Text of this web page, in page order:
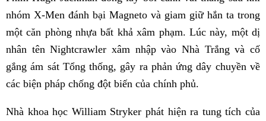
nhóm X-Men đánh bại Magneto và giam giữ hắn ta trong
một căn phòng nhựa bất khả xâm phạm. Lúc này, một dị
nhân tên Nightcrawler xâm nhập vào Nhà Trắng và cố
gắng ám sát Tổng thống, gây ra phản ứng dây chuyền về
các biện pháp chống đột biến của chính phủ.
Nhà khoa học William Stryker phát hiện ra tung tích của